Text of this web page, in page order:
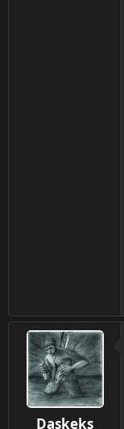
Daskeks